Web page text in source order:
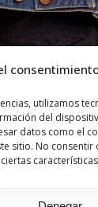
utilizamos
del
datos como el
sitio. No